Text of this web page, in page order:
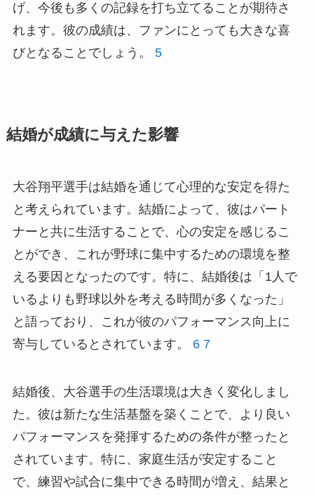
げ、今後も多くの記録を打ち立てることが期待さ
れます。彼の成績は、ファンにとっても大きな喜
びとなることでしょう。 5
結婚が成績に与えた影響
大谷翔平選手は結婚を通じて心理的な安定を得た
と考えられています。結婚によって、彼はパート
ナーと共に生活することで、心の安定を感じるこ
とができ、これが野球に集中するための環境を整
える要因となったのです。特に、結婚後は「1人で
いるよりも野球以外を考える時間が多くなった」
と語っており、これが彼のパフォーマンス向上に
寄与しているとされています。 6 7
結婚後、大谷選手の生活環境は大きく変化しまし
た。彼は新たな生活基盤を築くことで、より良い
パフォーマンスを発揮するための条件が整ったと
されています。特に、家庭生活が安定すること
で、練習や試合に集中できる時間が増え、結果と